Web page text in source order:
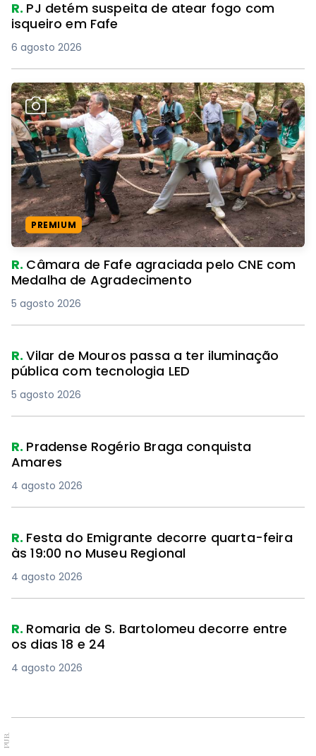
R. PJ detém suspeita de atear fogo com
isqueiro em Fafe
6 agosto 2026
PREMIUM
R. Câmara de Fafe agraciada pelo CNE com
Medalha de Agradecimento
5 agosto 2026
R.Vilar de Mouros passa a ter iluminação
pública com tecnologia LED
5 agosto 2026
R. Pradense Rogério Braga conquista
Amares
4 agosto 2026
R. Festa do Emigrante decorre quarta-feira
às 19:00 no Museu Regional
4 agosto 2026
R. Romaria de S. Bartolomeu decorre entre
os dias 18 e 24
4 agosto 2026
PUB.